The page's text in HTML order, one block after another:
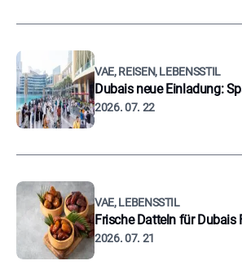
VAE, REISEN, LEBENSSTIL
Dubais neue Einladung:
2026. 07. 22
VAE, LEBENSSTIL
Frische Datteln für Dubais
2026. 07. 21